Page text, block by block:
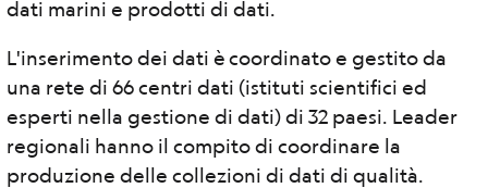
dati marini e prodotti di dati.
L'inserimento dei dati è coordinato e gestito da
una rete di 66 centri dati (istituti scientifici ed
esperti nella gestione di dati) di 32 paesi. Leader
regionali hanno il compito di coordinare la
produzione delle collezioni di dati di qualità.